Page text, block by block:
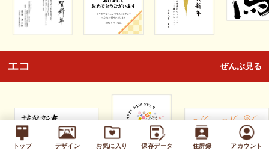
トップ デザイン お気に入り 保存データ 住所録 アカウント
エコ ぜんぶ見る